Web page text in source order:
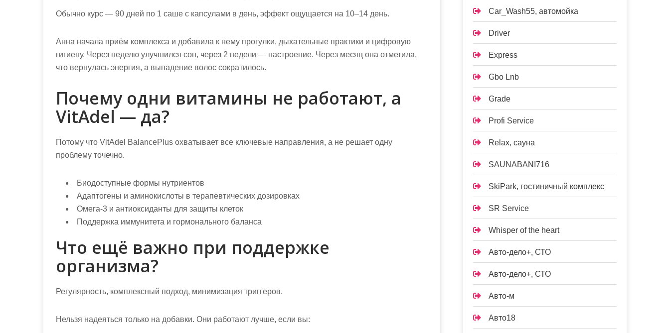
Обычно курс — 90 дней по 1 саше с капсулами в день, эффект ощущается на 10–14 день.
Анна начала приём комплекса и добавила к нему прогулки, дыхательные практики и цифровую
гигиену. Через неделю улучшился сон, через 2 недели — настроение. Через месяц она отметила,
что вернулась энергия, а выпадение волос сократилось.
Почему одни витамины не работают, а
VitAdel — да?
Потому что VitAdel BalancePlus охватывает все ключевые направления, а не решает одну
проблему точечно.
Биодоступные формы нутриентов
Адаптогены и аминокислоты в терапевтических дозировках
Омега-3 и антиоксиданты для защиты клеток
Поддержка иммунитета и гормонального баланса
Что ещё важно при поддержке
организма?
Регулярность, комплексный подход, минимизация триггеров.
Нельзя надеяться только на добавки. Они работают лучше, если вы:
Car_Wash55, автомойка
Driver
Express
Gbo Lnb
Grade
Profi Service
Relax, сауна
SAUNABANI716
SkiPark, гостиничный комплекс
SR Service
Whisper of the heart
Авто-дело+, СТО
Авто-дело+, СТО
Авто-м
Авто18